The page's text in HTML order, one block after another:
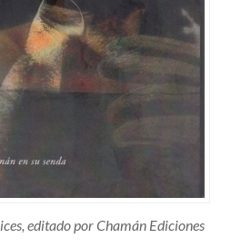
editado por Chamán Ediciones